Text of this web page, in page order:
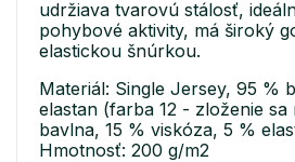
udržiava tvarovú stálosť,
pohybové aktivity, má široký
elastickou šnúrkou.
Materiál: Single Jersey, 95 %
elastan (farba 12 - zloženie
bavlna, 15 % viskóza, 5 %
Hmotnosť: 200 g/m2